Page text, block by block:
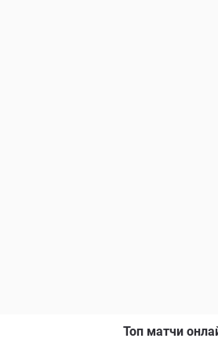
Топ матчи